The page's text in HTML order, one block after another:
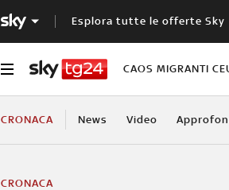
Esplora tutte le offerte Sky
CAOS MIGRANTI
CRONACA News Video
CRONACA